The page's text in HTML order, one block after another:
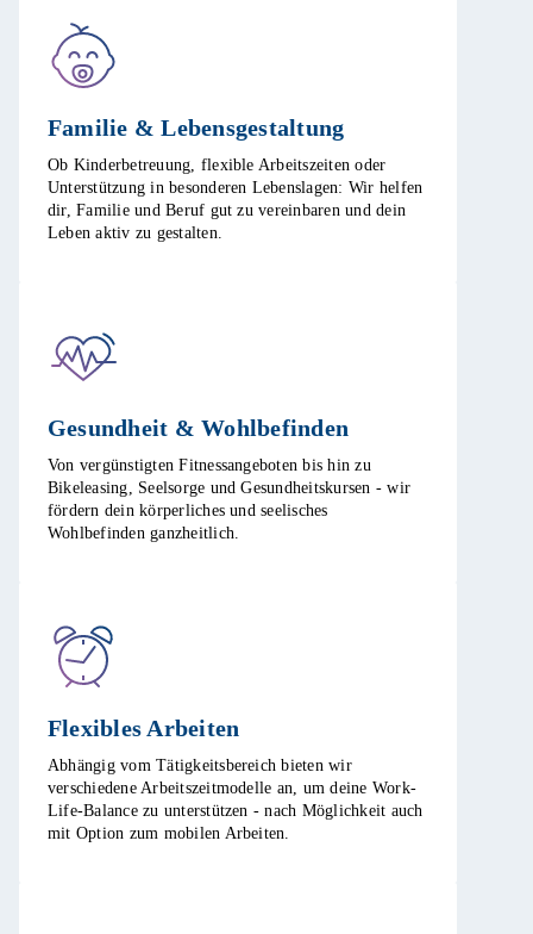
Familie & Lebensgestaltung​
Ob Kinderbetreuung, flexible Arbeitszeiten oder
Unterstützung in besonderen Lebenslagen: Wir helfen
dir, Familie und Beruf gut zu vereinbaren und dein
Leben aktiv zu gestalten. ​
Gesundheit & Wohlbefinden​
Von vergünstigten Fitnessangeboten bis hin zu
Bikeleasing, Seelsorge und Gesundheitskursen - wir
fördern dein körperliches und seelisches
Wohlbefinden ganzheitlich.​
Flexibles Arbeiten ​
Abhängig vom Tätigkeitsbereich bieten wir
verschiedene Arbeitszeitmodelle an, um deine Work-
Life-Balance zu unterstützen - nach Möglichkeit auch
mit Option zum mobilen Arbeiten. ​